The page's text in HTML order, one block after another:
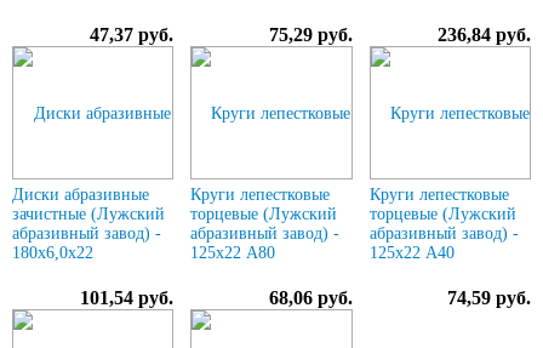
47,37 руб. 75,29 руб. 236,84 руб.
Диски абразивные
зачистные (Лужский
абразивный завод) -
180х6,0х22
101,54 руб.
Круги лепестковые
торцевые (Лужский
абразивный завод) -
125х22 А80
68,06 руб.
Круги лепестковые
торцевые (Лужский
абразивный завод) -
125х22 А40
74,59 руб.